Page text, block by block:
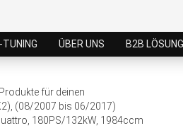
ÜBER UNS B2B
für deinen
(08/2007 bis 06/2017)
180PS/132kW, 1984ccm